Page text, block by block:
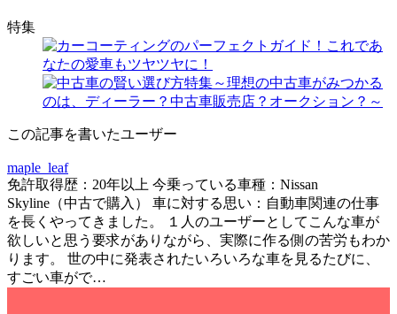
特集
この記事を書いたユーザー
maple_leaf
免許取得歴：20年以上 今乗っている車種：Nissan
Skyline（中古で購入） 車に対する思い：自動車関連の仕事
を長くやってきました。 １人のユーザーとしてこんな車が
欲しいと思う要求がありながら、実際に作る側の苦労もわか
ります。 世の中に発表されたいろいろな車を見るたびに、
すごい車がで…